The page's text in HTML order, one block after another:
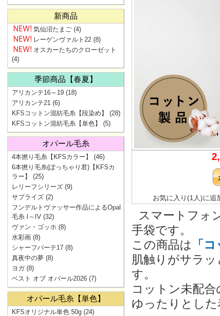
お気に入り(1人)に追
スマートフォ
手袋です。
この商品は
「
肌触りがサラ
す。
コットン未配
ゆったりとし
新商品
気仙沼たまご (4)
レーゲンヴァルト22 (8)
オスカーたちのクローゼット
(4)
季節商品【春夏】
アリカンテ16～19 (18)
アリカンテ21 (6)
KFSコットン混紡毛糸【段染め】
(28)
KFSコットン混紡毛糸【単色】
(5)
オパール毛糸
4本撚り毛糸【KFSカラー】
(46)
6本撚り毛糸(ぽっちゃり君)【KFSカ
ラー】
(25)
レリーフシリーズ (9)
サプライズ (2)
フンデルトヴァッサー作品によるOpal
毛糸 I～IV (32)
ヴァン・ゴッホ (8)
水彩画 (8)
シャーフパーテ17 (8)
真夜中の夢 (8)
ヨガ(8)
ベスト オブ オパール2026 (7)
オパール毛糸【単色】
KFSオリジナル単色 50g (24)